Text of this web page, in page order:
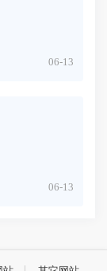
06-13
06-13